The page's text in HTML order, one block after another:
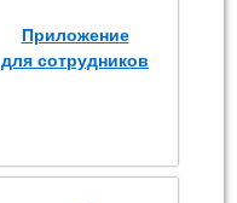
Приложение
для сотрудников